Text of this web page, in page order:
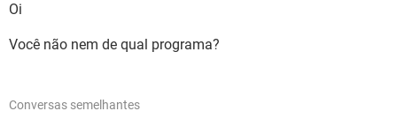
Oi
Você não nem de qual programa?
Conversas semelhantes